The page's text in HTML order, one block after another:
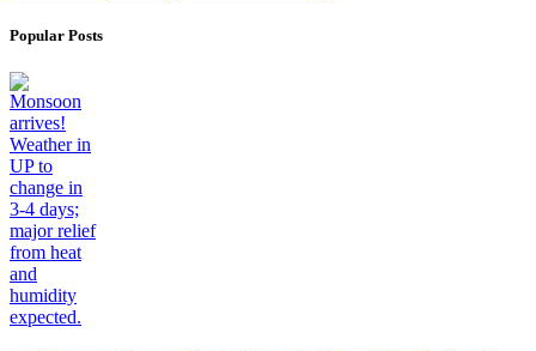
Popular Posts